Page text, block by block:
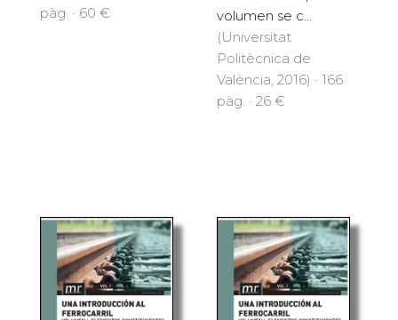
pàg. · 60 €
volumen se c...
(Universitat
Politècnica de
València, 2016) · 166
pàg. · 26 €